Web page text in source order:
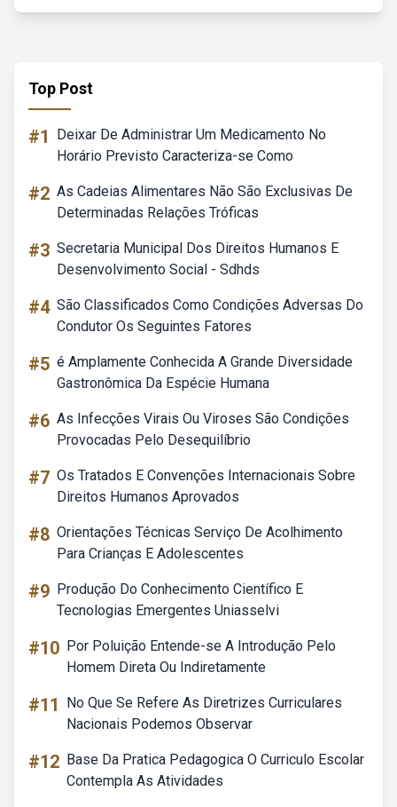
Top Post
#1
Deixar De Administrar Um Medicamento No
Horário Previsto Caracteriza-se Como
#2 As Cadeias Alimentares Não São Exclusivas De
Determinadas Relações Tróficas
#3 Secretaria Municipal Dos Direitos Humanos E
Desenvolvimento Social - Sdhds
#4 São Classificados Como Condições Adversas Do
Condutor Os Seguintes Fatores
#5 é Amplamente Conhecida A Grande Diversidade
Gastronômica Da Espécie Humana
#6 As Infecções Virais Ou Viroses São Condições
Provocadas Pelo Desequilíbrio
#7 Os Tratados E Convenções Internacionais Sobre
Direitos Humanos Aprovados
#8 Orientações Técnicas Serviço De Acolhimento
Para Crianças E Adolescentes
#9 Produção Do Conhecimento Científico E
Tecnologias Emergentes Uniasselvi
#10 Por Poluição Entende-se A Introdução Pelo
Homem Direta Ou Indiretamente
#11
No Que Se Refere As Diretrizes Curriculares
Nacionais Podemos Observar
#12 Base Da Pratica Pedagogica O Curriculo Escolar
Contempla As Atividades